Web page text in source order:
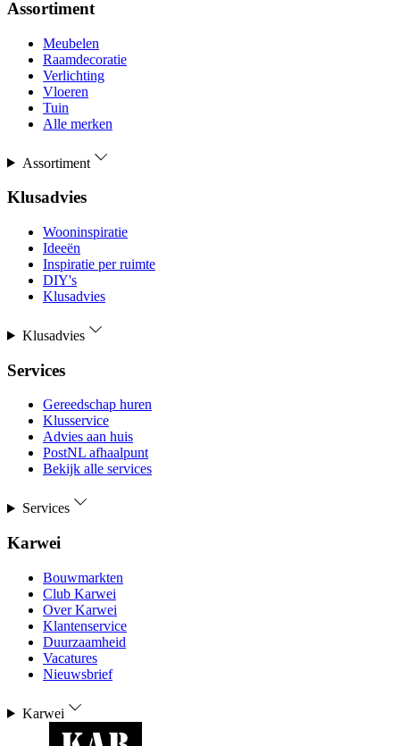
Assortiment
Meubelen
Raamdecoratie
Verlichting
Vloeren
Tuin
Alle merken
Assortiment
Klusadvies
Wooninspiratie
Ideeën
Inspiratie per ruimte
DIY's
Klusadvies
Klusadvies
Services
Gereedschap huren
Klusservice
Advies aan huis
PostNL afhaalpunt
Bekijk alle services
Services
Karwei
Bouwmarkten
Club Karwei
Over Karwei
Klantenservice
Duurzaamheid
Vacatures
Nieuwsbrief
Karwei